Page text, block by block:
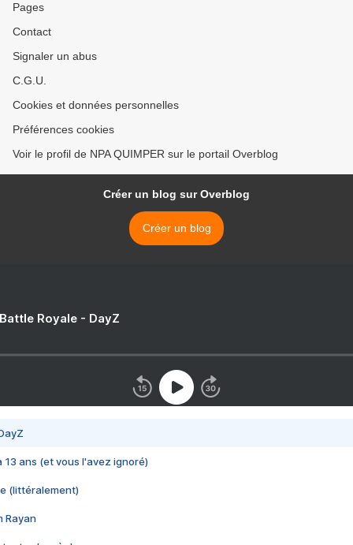
Pages
Contact
Signaler un abus
C.G.U.
Cookies et données personnelles
Préférences cookies
Voir le profil de NPA QUIMPER sur le portail Overblog
Créer un blog sur Overblog
Créer un blog
Royale - DayZ
13 ans (et vous l'avez ignoré)
(littéralement)
Rayan